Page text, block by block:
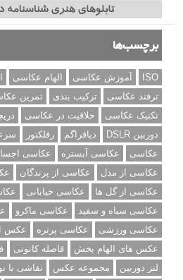
برچسب‌ها
ISO آموزش عکاسی الهام عکاسی
ترفند عکاسی
ترکیب بندی تمرین
تکنیک عکاسی
خلاقیت در عکاسی
دوربین DSLR
دیافراگم رفلکتور
عکاسی
عکاسی آبستره
عکاسی
عکاسی از مدل
عکاسی از پرندگان
عکاسی از گل ها
عکاسی خیابانی
عکاسی سیاه و سفید
عکاسی ماکرو
عکاسی ورزشی
عکاسی پرتره
عکس
عکس های الهام بخش
فاصله کانونی
لنز دوربین
مجموعه عکس نقاشی با